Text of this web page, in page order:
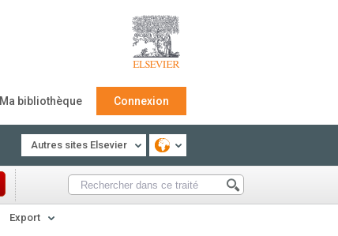
Ma bibliothèque Connexion
Autres sites Elsevier
Export